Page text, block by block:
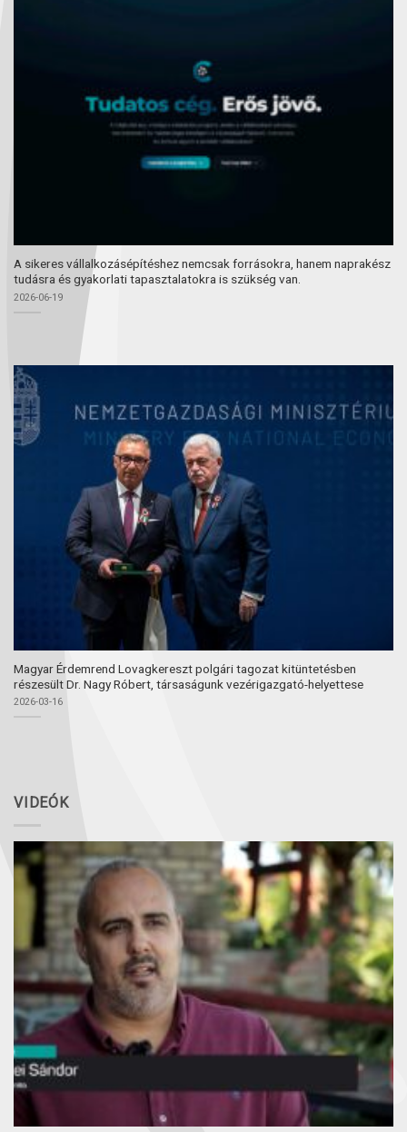
A sikeres vállalkozásépítéshez nemcsak forrásokra, hanem naprakész
tudásra és gyakorlati tapasztalatokra is szükség van.
2026-06-19
Magyar Érdemrend Lovagkereszt polgári tagozat kitüntetésben
részesült Dr. Nagy Róbert, társaságunk vezérigazgató-helyettese
2026-03-16
VIDEÓK